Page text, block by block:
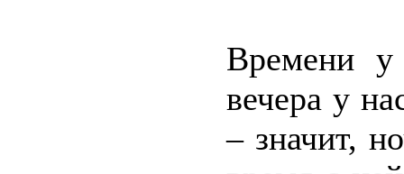
Времени
вечера у
– значит,